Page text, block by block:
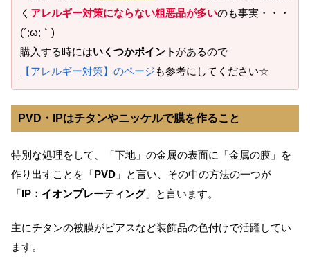
く アレルギー対策にならない粗悪品が多いのも事実・・・
(´;ω;｀)
購入する時にはいくつかポイント があるので
【アレルギー対策】のページも参考にしてください☆
PVD・IPはチタンやニッケルで膜を作ること
特別な処理をして、「下地」の金属の表面に「金属の膜」を
作り出すことを「PVD 」と言い、その中の方法の一つが
「IP：イオンプレーティング」と言います。
主にチタンの被膜がピアスなど装飾品の色付けで活躍してい
ます。